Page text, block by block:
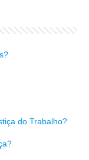
do Trabalho?